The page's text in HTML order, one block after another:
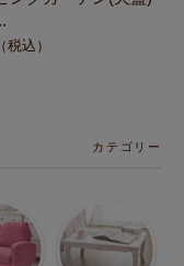
（税込）
カテゴリー